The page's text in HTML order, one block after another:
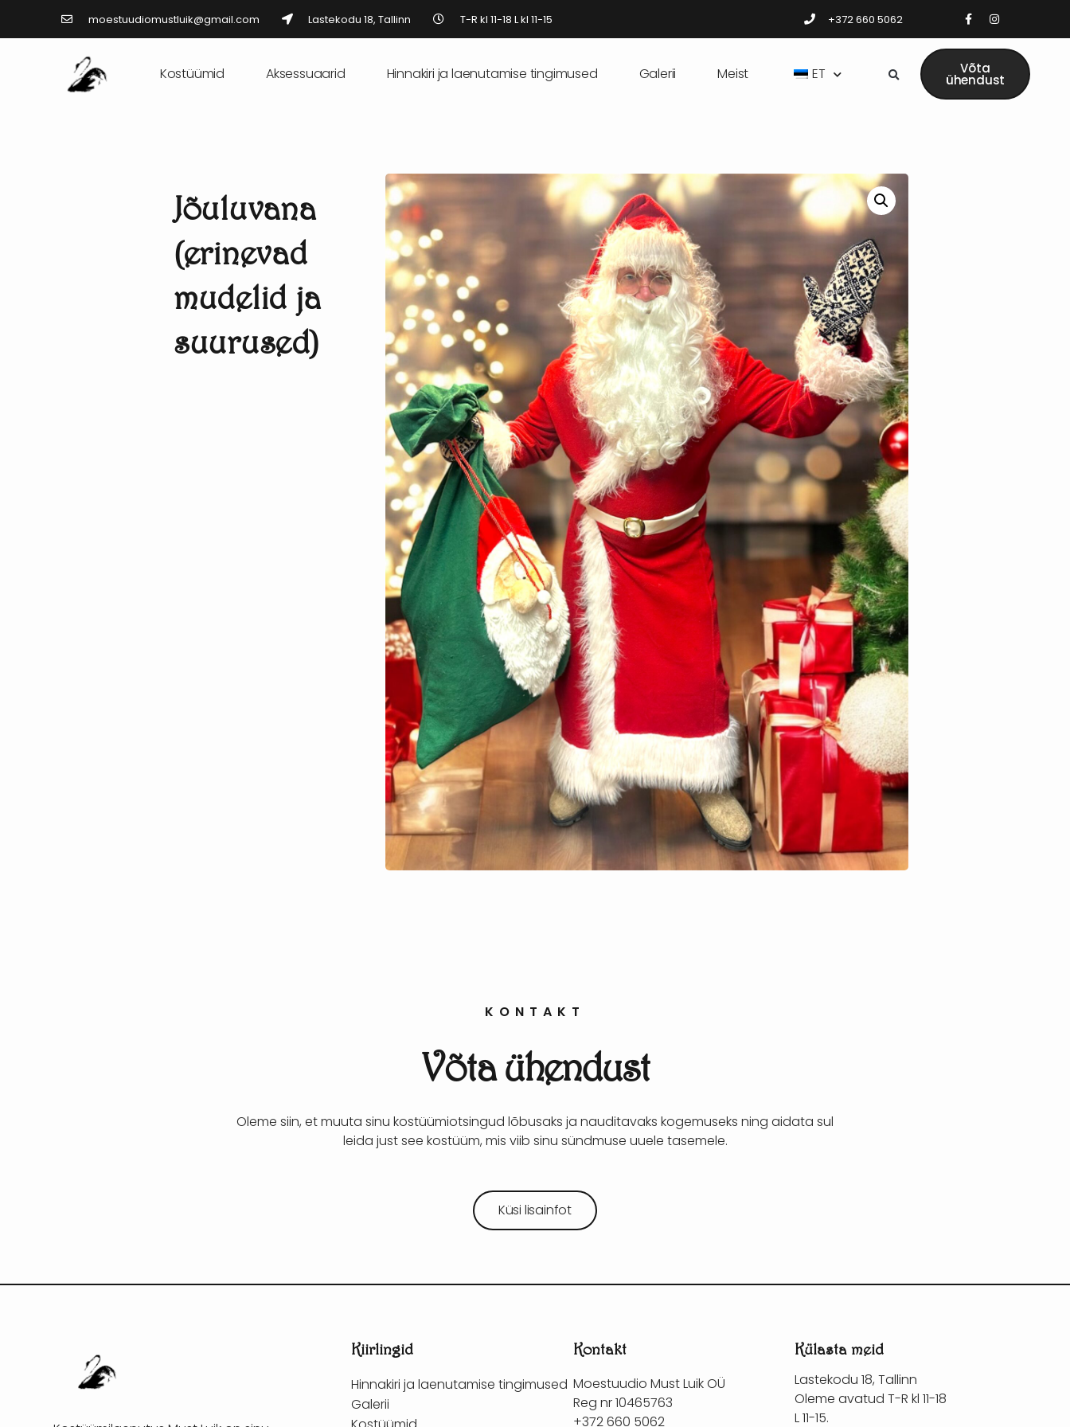
moestuudiomustluik@gmail.com Lastekodu 18, Tallinn T-R kl 11-18 L kl 11-15 +372 660 5062
Kostüümid Aksessuaarid Hinnakiri ja laenutamise tingimused Galerii Meist ET Võta
ühendust
Jõuluvana
(erinevad
mudelid ja
suurused)
KONTAKT
Võta ühendust
Oleme siin, et muuta sinu kostüümiotsingud lõbusaks ja nauditavaks kogemuseks ning aidata sul
leida just see kostüüm, mis viib sinu sündmuse uuele tasemele.
Küsi lisainfot
Kiirlingid
Hinnakiri ja laenutamise tingimused
Galerii
Kontakt
Moestuudio Must Luik OÜ
Reg nr 10465763
+372 660 5062
Külasta meid
Lastekodu 18, Tallinn
Oleme avatud T-R kl 11-18
L 11-15.